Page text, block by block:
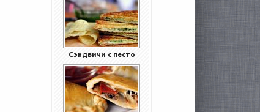
Сэндвичи с песто